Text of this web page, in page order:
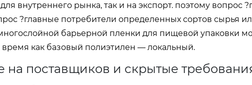
внутреннего рынка, так и на экспорт. поэтому вопрос
?главные потребители определенных сортов сырья
барьерной пленки для пищевой упаковки
как базовый полиэтилен — локальный.
на поставщиков и скрытые